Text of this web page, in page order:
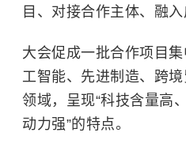
目、对接合作主体、融入
大会促成一批合作项目
工智能、先进制造、跨
领域，呈现“科技含量高
动力强”的特点。